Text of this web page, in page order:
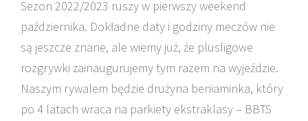
Sezon 2022/2023 ruszy w pierwszy weekend
października. Dokładne daty i godziny meczów nie
są jeszcze znane, ale wiemy już, że plusligowe
rozgrywki zainaugurujemy tym razem na wyjeździe.
Naszym rywalem będzie drużyna beniaminka, który
po 4 latach wraca na parkiety ekstraklasy – BBTS